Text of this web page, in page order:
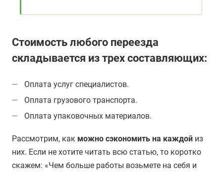
Стоимость любого переезда
складывается из трех составляющих:
Оплата услуг специалистов.
Оплата грузового транспорта.
Оплата упаковочных материалов.
Рассмотрим, как можно сэкономить на каждой из
них. Если не хотите читать всю статью, то коротко
скажем: «Чем больше работы возьмете на себя и